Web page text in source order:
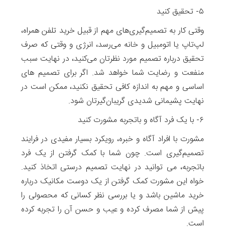
۵- تحقیق کنید
وقتی کار به تصمیم‌گیری‌های مهم از قبیل خرید تلفن همراه،
لپ‌تاپ یا اتومبیل و خانه می‌رسد، انرژی و وقتی که صرف
تحقیق درباره تصمیم مورد نظر‌تان می‌کنید، در نهایت سبب
منفعت و رضایت شما خواهد شد. اگر برای تصمیم های
اساسی و مهم به اندازه کافی تحقیق نکنید، ممکن است در
نهایت پشیمانی شدیدی گریبان‌گیرتان شود.
۶- با یک فرد آگاه و باتجربه مشورت کنید
مشورت با افراد آگاه و خبره، رویکرد بسیار مفیدی در فرایند
تصمیم‌گیری است. چون شما با کمک گرفتن از یک فرد
باتجربه، می توانید در نهایت تصمیم درستی اتخاذ کنید.
خواه این مشورت کمک گرفتن از یک دوست مکانیک‌ درباره‌
خرید ماشین باشد و یا بررسی نظر کسانی که محصولی را
پیش از شما مصرف کرده‌ و عیب و حسن آن را تجربه کرده
است.